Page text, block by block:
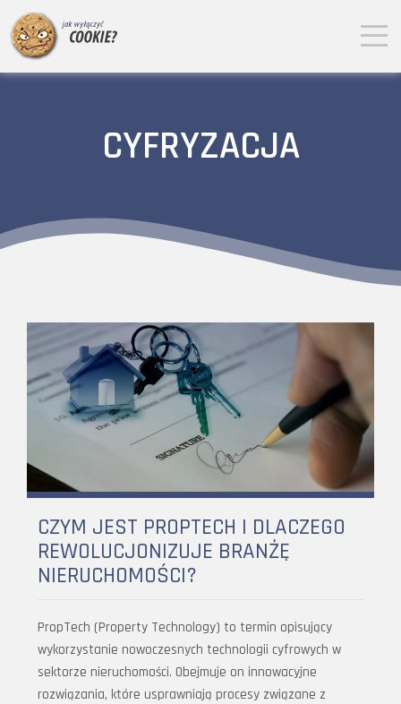
CYFRYZACJA
CZYM JEST PROPTECH I DLACZEGO
REWOLUCJONIZUJE BRANŻĘ
NIERUCHOMOŚCI?
PropTech (Property Technology) to termin opisujący
wykorzystanie nowoczesnych technologii cyfrowych w
sektorze nieruchomości. Obejmuje on innowacyjne
rozwiązania, które usprawniają procesy związane z